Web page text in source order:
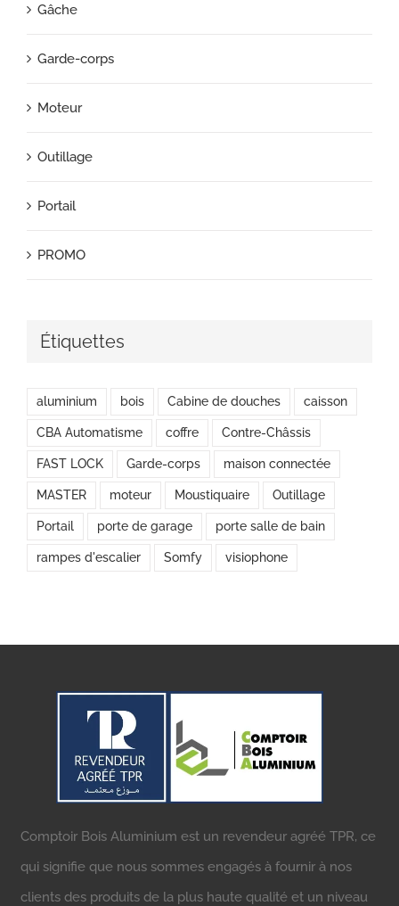
Gâche
Garde-corps
Moteur
Outillage
Portail
PROMO
Étiquettes
aluminium bois Cabine de douches caisson
CBA Automatisme coffre Contre-Châssis
FAST LOCK Garde-corps maison connectée
MASTER moteur Moustiquaire Outillage
Portail porte de garage porte salle de bain
rampes d'escalier Somfy visiophone
Comptoir Bois Aluminium est un revendeur agréé TPR, ce
qui signifie que nous sommes engagés à fournir à nos
clients des produits de la plus haute qualité et un niveau